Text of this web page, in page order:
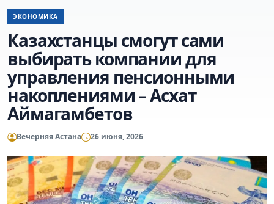
ЭКОНОМИКА
Казахстанцы смогут сами
выбирать компании для
управления пенсионными
накоплениями – Асхат
Аймагамбетов
Вечерняя Астана 26 июня, 2026